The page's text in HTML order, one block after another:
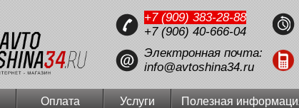
+7 (909) 383-28-88
+7 (906) 40-666-04
Электронная почта:
info@avtoshina34.ru
Оплата Услуги Полезная